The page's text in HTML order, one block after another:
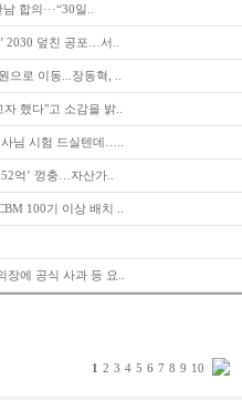
합의···“30일..
2030 덮친 공포…서..
으로 이동...장동혁, ..
했다"고 소감을 밝..
님 시험 드실텐데…..
억’ 껑충…자산가..
100기 이상 배치 ..
장에 공식 사과 등 요..
1 2 3 4 5 6 7 8 9 10